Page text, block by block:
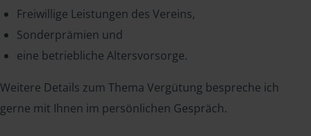
Freiwillige Leistungen des Vereins,
Sonderprämien und
eine betriebliche Altersvorsorge.
Weitere Details zum Thema Vergütung bespreche ich
gerne mit Ihnen im persönlichen Gespräch.